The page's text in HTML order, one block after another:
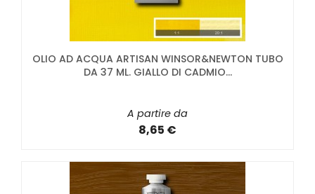
OLIO AD ACQUA ARTISAN WINSOR&NEWTON TUBO
DA 37 ML. GIALLO DI CADMIO...
A partire da
8,65 €